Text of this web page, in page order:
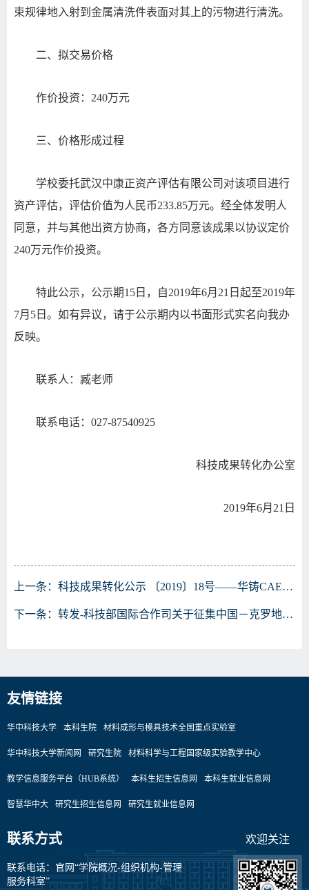
束规律地入射到金属清洗件表面对其上的污物进行清洗。
二、拟交易价格
作价投资：240万元
三、价格形成过程
学校委托武汉中康正资产评估有限公司对该项目进行
资产评估，评估价值为人民币233.85万元。经全体发明人
同意，并与其他出资方协商，各方同意该成果以协议定价
240万元作价投资。
特此公示，公示期15日，自2019年6月21日起至2019年
7月5日。如有异议，请于公示期内以书面形式实名向我办
反映。
联系人：臧老师
联系电话：027-87540925
科技成果转化办公室
2019年6月21日
上一条： 科技成果转化公示 ​〔2019〕18号——华铸CAE铸造工艺分析系统软件[简称：华铸CAE]V9.0
下一条： 转发-科技部国际合作司关于征集中国－克罗地亚科技合作委员会第9届例会人员交流项目的通知
友情链接
华中科技大学 本科生院 材料成形与模具技术全国重点实验室
华中科技大学新闻网 研究生院 材料科学与工程国家级实验教学中心
教学信息服务平台（HUB系统） 本科生招生信息网 本科生就业信息网
智慧华中大 研究生招生信息网 研究生就业信息网
联系方式
联系电话：官网“学院概况-组织机构-管理
服务科室”
欢迎关注